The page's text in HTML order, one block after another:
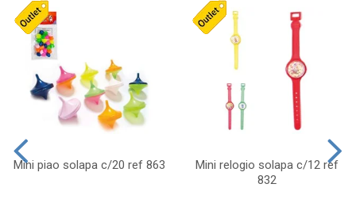
Mini piao solapa c/20 ref 863
Mini relogio solapa c/12 ref
832